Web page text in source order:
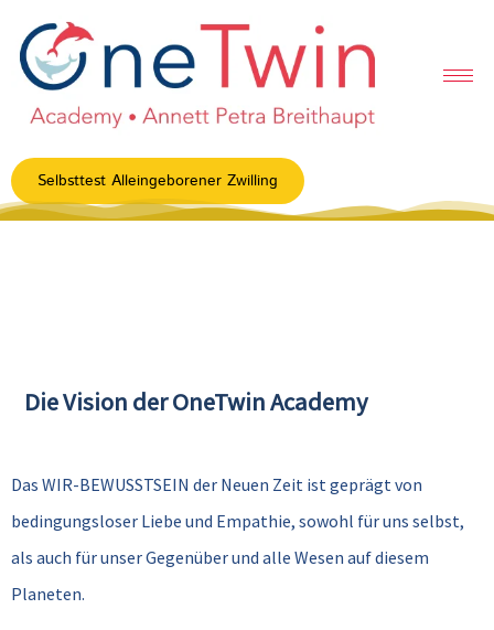
Selbsttest Alleingeborener Zwilling
Die Vision der OneTwin Academy
Das WIR-BEWUSSTSEIN der Neuen Zeit ist geprägt von
bedingungsloser Liebe und Empathie, sowohl für uns selbst,
als auch für unser Gegenüber und alle Wesen auf diesem
Planeten.